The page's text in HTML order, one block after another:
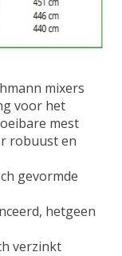
mixers
voor het
mest
robuust en
gevormde
hetgeen
verzinkt